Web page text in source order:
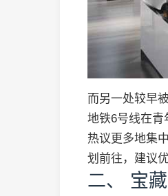
而另一处较早
地铁6号线在青
热议更多地集
划前往，建议
二、 宝